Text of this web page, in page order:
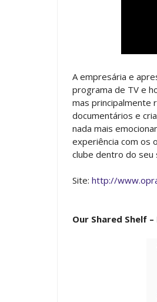
A empresária e
programa de TV e
mas principalmente
documentários e
nada mais
experiência com os
clube dentro do seu
Site: http://
Our Shared Shelf